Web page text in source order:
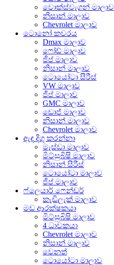
වොක්ස්වැගන් මාලාව
නිසාන් මාලාව
Chevrolet මාලාව
ටොනෝ කවරය
Dmax මාලාව
ෆෝඩ් මාලාව
ජීප් මාලාව
නිසාන් මාලාව
ටොයෝටා සීරීස්
VW මාලාව
ජීප් මාලාව
GMC මාලාව
ඩොජ් මාලාව
නිසාන් මාලාව
Chevrolet මාලාව
ඇඳ දිගු කරන්නා
මැස්ඩා මාලාව
මිට්සුබිෂි මාලාව
නිසාන් සීරීස්
ටොයෝටා මාලාව
ජීප් මාලාව
ෆ්ලෙයාර් ෆෙන්ඩර්
කැඩිලැක් මාලාව
මඩ ආරක්ෂකයා
මිට්සුබිෂි මාලාව
4 ධාවකයා
Chevrolet මාලාව
නිසාන් මාලාව
වෙනත්
ටොයෝටා මාලාව